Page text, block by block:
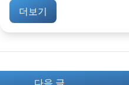
더보기